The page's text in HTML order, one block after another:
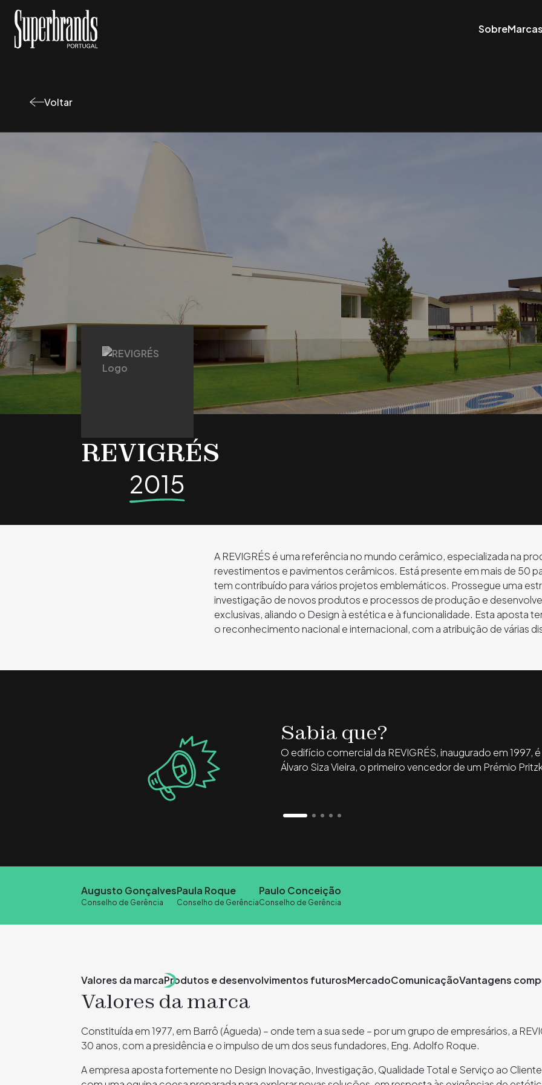
SobreMarcas
Voltar
REVIGRÉS
2015
A REVIGRÉS é uma referência no mundo cerâmico, especializada na
revestimentos e pavimentos cerâmicos. Está presente em mais de 50
tem contribuído para vários projetos emblemáticos. Prossegue uma
investigação de novos produtos e processos de produção e
exclusivas, aliando o Design à estética e à funcionalidade. Esta aposta
o reconhecimento nacional e internacional, com a atribuição de várias
Sabia que?
O edifício comercial da REVIGRÉS, inaugurado em 1997,
Álvaro Siza Vieira, o primeiro vencedor de um Prémio
Augusto Gonçalves
Conselho de Gerência
Paula Roque
Conselho de Gerência
Paulo Conceição
Conselho de Gerência
Valores da marcaProdutos e desenvolvimentos futurosMercadoComunicaçãoVantagens
Valores da marca
Constituída em 1977, em Barrô (Águeda) – onde tem a sua sede – por um grupo de empresários, a
30 anos, com a presidência e o impulso de um dos seus fundadores, Eng. Adolfo Roque.
A empresa aposta fortemente no Design Inovação, Investigação, Qualidade Total e Serviço ao